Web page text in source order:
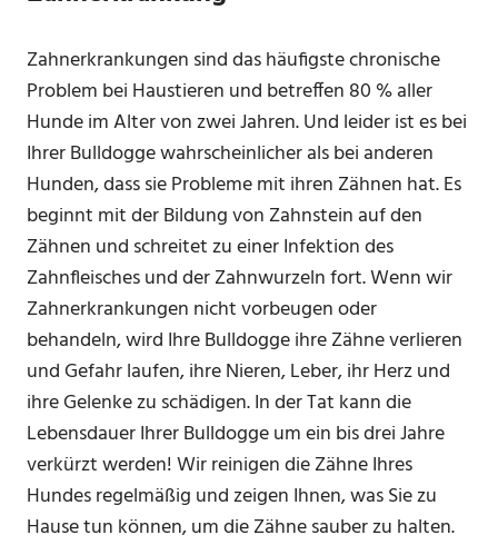
Zahnerkrankungen sind das häufigste chronische
Problem bei Haustieren und betreffen 80 % aller
Hunde im Alter von zwei Jahren. Und leider ist es bei
Ihrer Bulldogge wahrscheinlicher als bei anderen
Hunden, dass sie Probleme mit ihren Zähnen hat. Es
beginnt mit der Bildung von Zahnstein auf den
Zähnen und schreitet zu einer Infektion des
Zahnfleisches und der Zahnwurzeln fort. Wenn wir
Zahnerkrankungen nicht vorbeugen oder
behandeln, wird Ihre Bulldogge ihre Zähne verlieren
und Gefahr laufen, ihre Nieren, Leber, ihr Herz und
ihre Gelenke zu schädigen. In der Tat kann die
Lebensdauer Ihrer Bulldogge um ein bis drei Jahre
verkürzt werden! Wir reinigen die Zähne Ihres
Hundes regelmäßig und zeigen Ihnen, was Sie zu
Hause tun können, um die Zähne sauber zu halten.